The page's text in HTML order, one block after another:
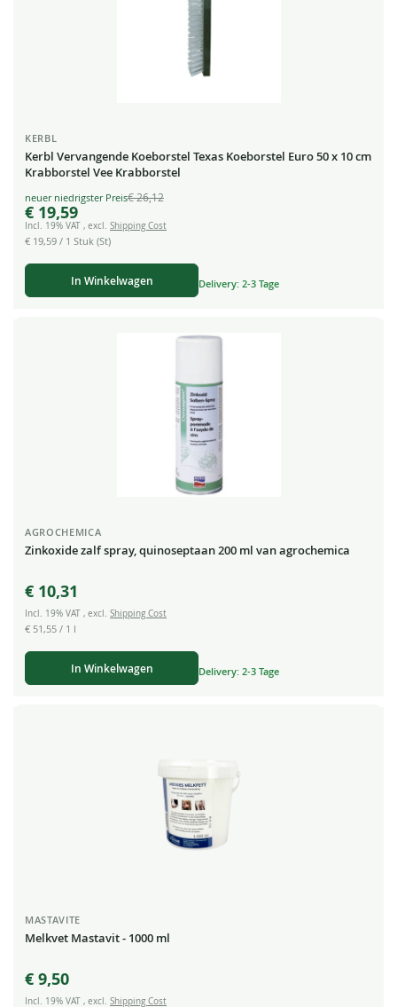
KERBL
Kerbl Vervangende Koeborstel Texas Koeborstel Euro 50 x 10 cm
Krabborstel Vee Krabborstel
Special
Price
€ 19,59
€ 26,12
Incl. 19% VAT , excl. Shipping Cost
€ 19,59 / 1 Stuk (St)
In Winkelwagen Delivery: 2-3 Tage
AGROCHEMICA
Zinkoxide zalf spray, quinoseptaan 200 ml van agrochemica
€ 10,31
Incl. 19% VAT , excl. Shipping Cost
€ 51,55 / 1 l
In Winkelwagen Delivery: 2-3 Tage
MASTAVITE
Melkvet Mastavit - 1000 ml
€ 9,50
Incl. 19% VAT , excl. Shipping Cost